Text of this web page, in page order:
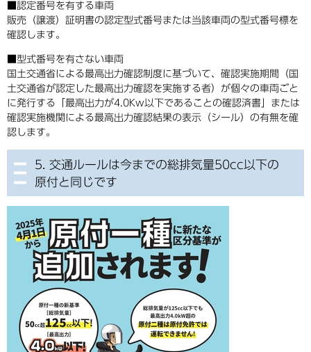
■認定番号を有する車両
販売（譲渡）証明書の認定型式番号または当該車両の型式番号標を
確認します。
■型式番号を有さない車両
国土交通省による最高出力確認制度に基づいて、確認実施期間（国
土交通省が認定した最高出力確認を実施する者）が個々の車両ごと
に発行する「最高出力が4.0Kw以下であることの確認済書」または
確認実施機関による最高出力確認結果の表示（シール）の有無を確
認します。
5. 交通ルールは今までの総排気量50cc以下の
原付と同じです